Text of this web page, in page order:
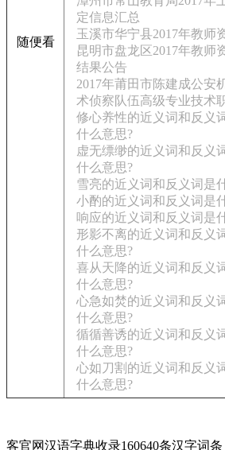
随便看
定信息汇总
玉溪市华宁县2017年教师
昆明市盘龙区2017年教师
结果公告
2017年莆田市陈建成公安
术侦察队伍高级专业技术
修心养性的近义词和反义
什么意思?
虚无缥缈的近义词和反义
什么意思?
雪亮的近义词和反义词是
小酌的近义词和反义词是
响应的近义词和反义词是
形影不离的近义词和反义
什么意思?
喜从天降的近义词和反义
什么意思?
心急如焚的近义词和反义
什么意思?
循循善诱的近义词和反义
什么意思?
心如刀割的近义词和反义
什么意思?
客官网汉语字典收录160640条汉字词